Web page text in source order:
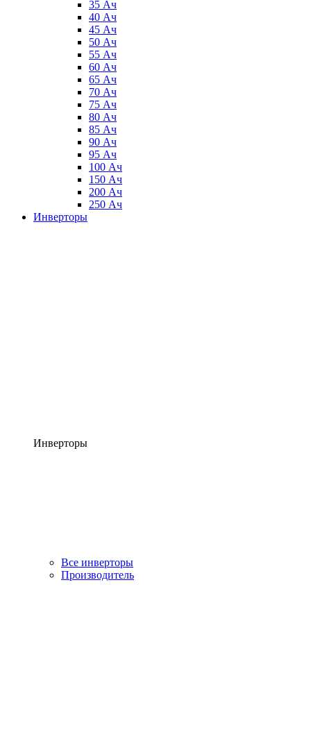
35 Ач
40 Ач
45 Ач
50 Ач
55 Ач
60 Ач
65 Ач
70 Ач
75 Ач
80 Ач
85 Ач
90 Ач
95 Ач
100 Ач
150 Ач
200 Ач
250 Ач
Инверторы
Инверторы
Все инверторы
Производитель